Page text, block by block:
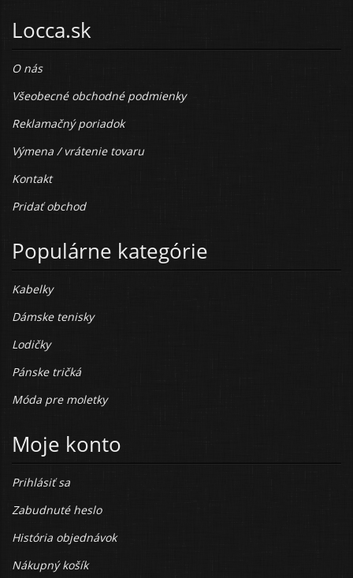
Locca.sk
O nás
Všeobecné obchodné podmienky
Reklamačný poriadok
Výmena / vrátenie tovaru
Kontakt
Pridať obchod
Populárne kategórie
Kabelky
Dámske tenisky
Lodičky
Pánske tričká
Móda pre moletky
Moje konto
Prihlásiť sa
Zabudnuté heslo
História objednávok
Nákupný košík